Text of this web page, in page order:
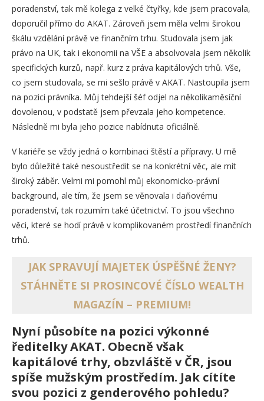
poradenství, tak mě kolega z velké čtyřky, kde jsem pracovala,
doporučil přímo do AKAT. Zároveň jsem měla velmi širokou
škálu vzdělání právě ve finančním trhu. Studovala jsem jak
právo na UK, tak i ekonomii na VŠE a absolvovala jsem několik
specifických kurzů, např. kurz z práva kapitálových trhů. Vše,
co jsem studovala, se mi sešlo právě v AKAT. Nastoupila jsem
na pozici právníka. Můj tehdejší šéf odjel na několikaměsíční
dovolenou, v podstatě jsem převzala jeho kompetence.
Následně mi byla jeho pozice nabídnuta oficiálně.
V kariéře se vždy jedná o kombinaci štěstí a přípravy. U mě
bylo důležité také nesoustředit se na konkrétní věc, ale mít
široký záběr. Velmi mi pomohl můj ekonomicko-právní
background, ale tím, že jsem se věnovala i daňovému
poradenství, tak rozumím také účetnictví. To jsou všechno
věci, které se hodí právě v komplikovaném prostředí finančních
trhů.
JAK SPRAVUJÍ MAJETEK ÚSPĚŠNÉ ŽENY?
STÁHNĚTE SI PROSINCOVÉ ČÍSLO WEALTH
MAGAZÍN – PREMIUM!
Nyní působíte na pozici výkonné
ředitelky AKAT. Obecně však
kapitálové trhy, obzvláště v ČR, jsou
spíše mužským prostředím. Jak cítíte
svou pozici z genderového pohledu?